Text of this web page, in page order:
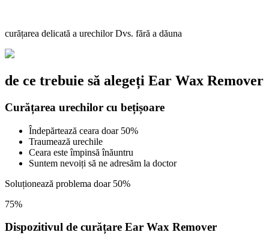
curățarea delicată a urechilor Dvs. fără a dăuna
de ce trebuie să alegeți Ear Wax Remover
Curățarea urechilor cu bețișoare
Îndepărtează ceara doar 50%
Traumează urechile
Ceara este împinsă înăuntru
Suntem nevoiți să ne adresăm la doctor
Soluționează problema doar 50%
75%
Dispozitivul de curățare Ear Wax Remover